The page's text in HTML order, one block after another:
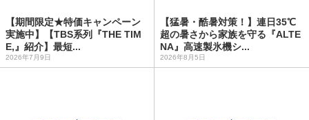
【期間限定★特価キャンペーン
実施中】【TBS系列『THE TIM
E,』紹介】最短...
2026年7月9日
【猛暑・酷暑対策！】連日35℃
超の暑さから家族を守る『ALTE
NA』高速製氷機シ...
2026年8月5日